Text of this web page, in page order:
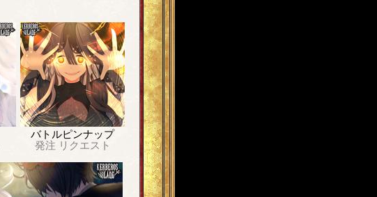
バトルピンナップ
発注 リクエスト